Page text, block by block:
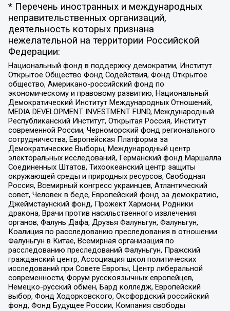
* Перечень иностранных и международных
неправительственных организаций,
деятельность которых признана
нежелательной на территории Российской
Федерации:
Национальный фонд в поддержку демократии, Институт
Открытое Общество Фонд Содействия, Фонд Открытое
общество, Американо-российский фонд по
экономическому и правовому развитию, Национальный
Демократический Институт Международных Отношений,
MEDIA DEVELOPMENT INVESTMENT FUND, Международный
Республиканский Институт, Открытая Россия, Институт
современной России, Черноморский фонд регионального
сотрудничества, Европейская Платформа за
Демократические Выборы, Международный центр
электоральных исследований, Германский фонд Маршалла
Соединенных Штатов, Тихоокеанский центр защиты
окружающей среды и природных ресурсов, Свободная
Россия, Всемирный конгресс украинцев, Атлантический
совет, Человек в беде, Европейский фонд за демократию,
Джеймстаунский фонд, Прожект Хармони, Родники
дракона, Врачи против насильственного извлечения
органов, Фалунь Дафа, Друзья Фалуньгун, Фалуньгун,
Коалиция по расследованию преследования в отношении
Фалуньгун в Китае, Всемирная организация по
расследованию преследований Фалуньгун, Пражский
гражданский центр, Ассоциация школ политических
исследований при Совете Европы, Центр либеральной
современности, Форум русскоязычных европейцев,
Немецко-русский обмен, Бард колледж, Европейский
выбор, Фонд Ходорковского, Оксфордский российский
фонд, Фонд Будущее России, Компания свободы